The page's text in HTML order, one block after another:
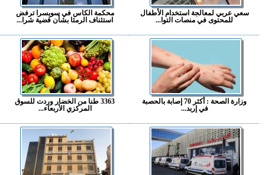
سعي عربي لمعالجة استخدام الأطفال
للمحتوى في منصات التوا...
محكمة الكاس في سويسرا ترفض
استئناف الرمثا بشأن قضية شرا...
وزارة الصحة : أكثر 70 إصابة بالحصبة
في إربد...
3363 طنا من الخضار وردت للسوق
المركزي الأربعاء...